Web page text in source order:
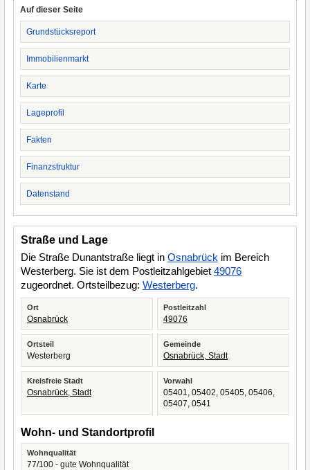
Auf dieser Seite
Grundstücksreport
Immobilienmarkt
Karte
Lageprofil
Fakten
Finanzstruktur
Datenstand
Straße und Lage
Die Straße Dunantstraße liegt in Osnabrück im Bereich
Westerberg. Sie ist dem Postleitzahlgebiet 49076
zugeordnet. Ortsteilbezug: Westerberg.
Ort
Osnabrück
Postleitzahl
49076
Ortsteil
Westerberg
Gemeinde
Osnabrück, Stadt
Kreisfreie Stadt
Osnabrück, Stadt
Vorwahl
05401, 05402, 05405, 05406,
05407, 0541
Wohn- und Standortprofil
Wohnqualität
77/100 - gute Wohnqualität